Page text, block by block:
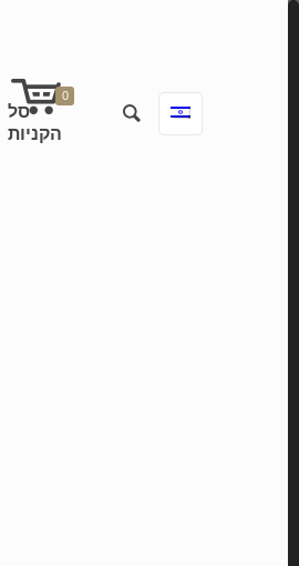
0